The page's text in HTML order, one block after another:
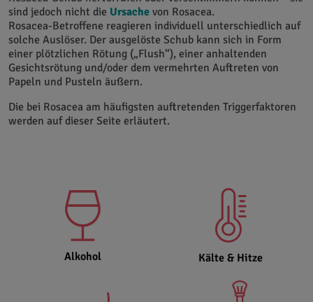
sind jedoch nicht die Ursache von Rosacea.
Rosacea-Betroffene reagieren individuell unterschiedlich auf
solche Auslöser. Der ausgelöste Schub kann sich in Form
einer plötzlichen Rötung („Flush“), einer anhaltenden
Gesichtsrötung und/oder dem vermehrten Auftreten von
Papeln und Pusteln äußern.
Die bei Rosacea am häufigsten auftretenden Triggerfaktoren
werden auf dieser Seite erläutert.
Alkohol Kälte & Hitze